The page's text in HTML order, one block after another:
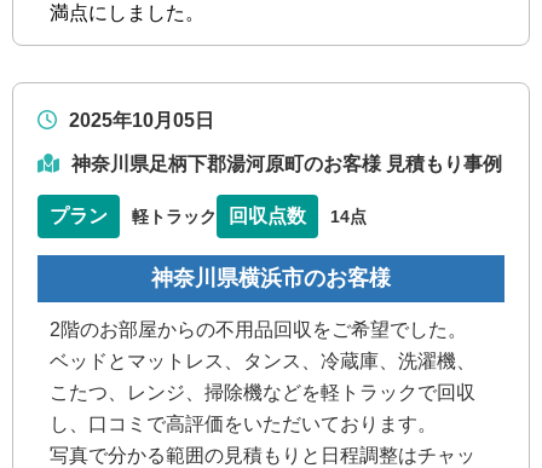
満点にしました。
2025年10月05日
神奈川県足柄下郡湯河原町のお客様 見積もり事例
プラン 軽トラック 回収点数 14点
神奈川県横浜市のお客様
2階のお部屋からの不用品回収をご希望でした。
ベッドとマットレス、タンス、冷蔵庫、洗濯機、
こたつ、レンジ、掃除機などを軽トラックで回収
し、口コミで高評価をいただいております。
写真で分かる範囲の見積もりと日程調整はチャッ